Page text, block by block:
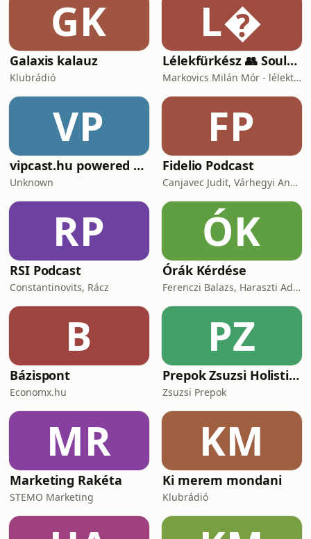
alkotókba fektetett bizalom.tandem -
színházi alternatívák Balázsy Pannával
minden sze
GK
Galaxis kalauz
Klubrádió
L
Lélekfürkész 👥 SoulScout
Markovics Milán Mór - lélektan, tudomány, vallás, harc
VP
vipcast.hu powered by Media1
Unknown
FP
Fidelio Podcast
Canjavec Judit, Várhegyi András, Gyürke Kata, Tompa Diána, Vass Antónia
RP
RSI Podcast
Constantinovits, Rácz
ÓK
Órák Kérdése
Ferenczi Balazs, Haraszti Adam
B
Bázispont
Economx.hu
PZ
Prepok Zsuzsi Holistic Podcast
Zsuzsi Prepok
MR
Marketing Rakéta
STEMO Marketing
KM
Ki merem mondani
Klubrádió